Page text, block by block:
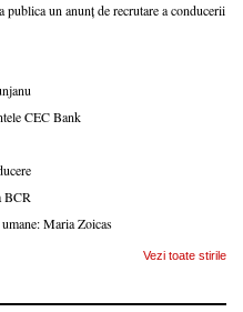
un anunț de recrutare a conducerii
CEC Bank
BCR
Maria Zoicas
Vezi toate stirile